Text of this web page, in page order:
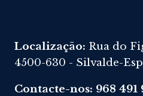
Localização: Rua do
4500-630 - Silvalde-
Contacte-nos: 968 491